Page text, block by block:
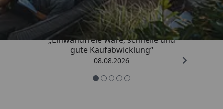
4,83/ 5
„Einwandfreie Ware, schnelle und
gute Kaufabwicklung“
08.08.2026